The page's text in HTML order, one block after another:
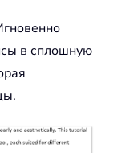
в сплошную